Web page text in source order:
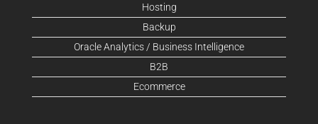
Hosting
Backup
Oracle Analytics / Business Intelligence
B2B
Ecommerce